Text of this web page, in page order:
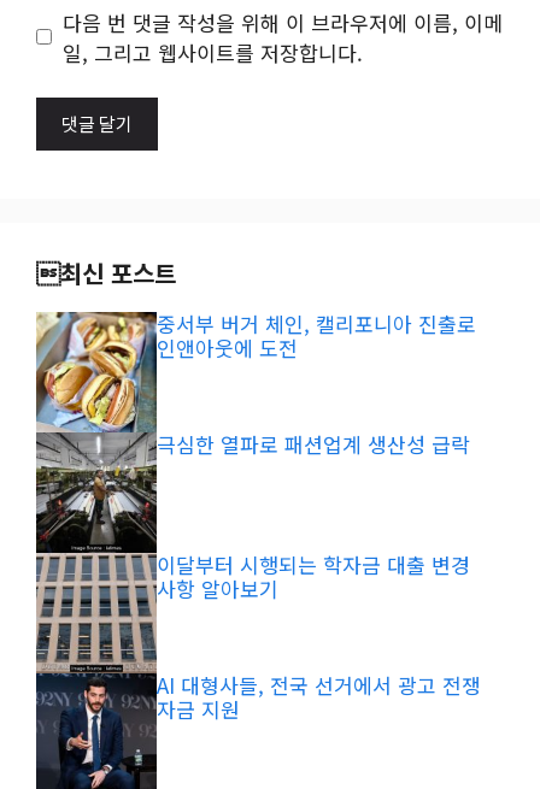
트
다음 번 댓글 작성을 위해 이 브라우저에 이름, 이메
일, 그리고 웹사이트를 저장합니다.
최신 포스트
중서부 버거 체인, 캘리포니아 진출로
인앤아웃에 도전
극심한 열파로 패션업계 생산성 급락
이달부터 시행되는 학자금 대출 변경
사항 알아보기
AI 대형사들, 전국 선거에서 광고 전쟁
자금 지원